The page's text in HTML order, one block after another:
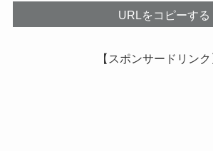
URLをコピーする
【スポンサードリンク